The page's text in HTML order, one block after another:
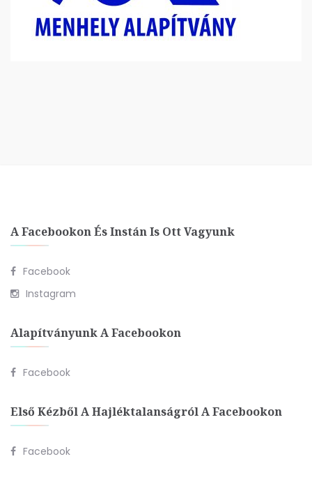
A Facebookon És Instán Is Ott Vagyunk
Facebook
Instagram
Alapítványunk A Facebookon
Facebook
Első Kézből A Hajléktalanságról A Facebookon
Facebook